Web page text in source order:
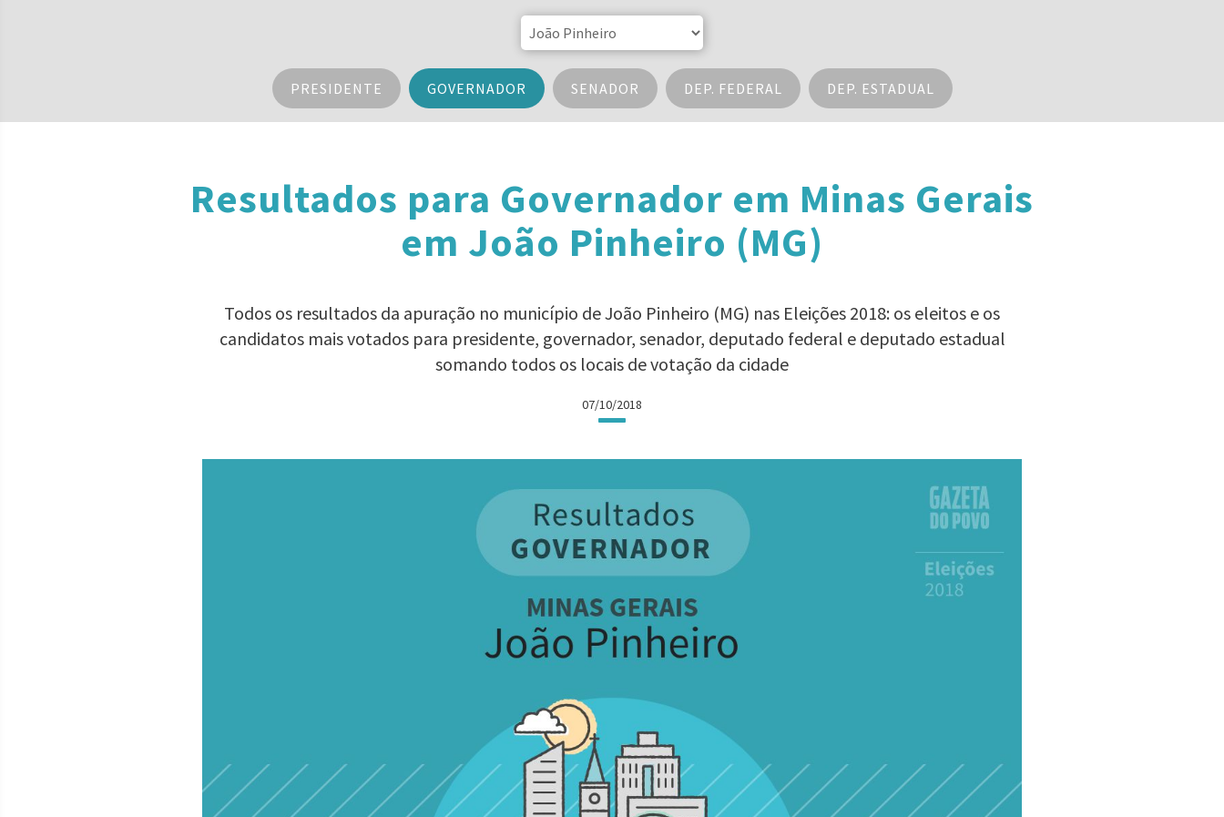
PRESIDENTE GOVERNADOR SENADOR DEP. FEDERAL DEP. ESTADUAL
Resultados para Governador em Minas Gerais
em João Pinheiro (MG)
Todos os resultados da apuração no município de João Pinheiro (MG) nas Eleições 2018: os eleitos e os
candidatos mais votados para presidente, governador, senador, deputado federal e deputado estadual
somando todos os locais de votação da cidade
07/10/2018